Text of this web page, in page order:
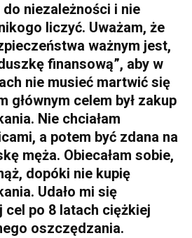
do niezależności i nie
liczyć. Uważam, że
ważnym jest,
finansową”, aby w
nie musieć martwić się
głównym celem był zakup
Nie chciałam
a potem być zdana na
męża. Obiecałam sobie,
dopóki nie kupię
Udało mi się
po 8 latach ciężkiej
oszczędzania.